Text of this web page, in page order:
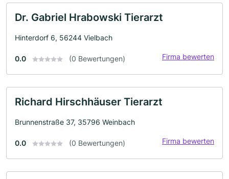
Dr. Gabriel Hrabowski Tierarzt
Hinterdorf 6, 56244 Vielbach
0.0 (0 Bewertungen) Firma bewerten
Richard Hirschhäuser Tierarzt
Brunnenstraße 37, 35796 Weinbach
0.0 (0 Bewertungen) Firma bewerten